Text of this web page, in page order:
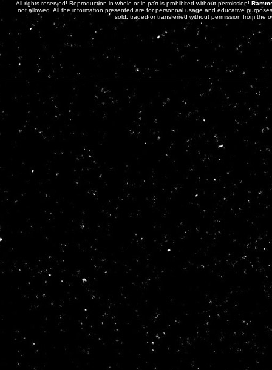
All rights reserved! Reproduction in whole or in part is prohibited without permission!
not allowed. All the information presented are for personnal usage and educative
sold, traded or transferred without permission from the